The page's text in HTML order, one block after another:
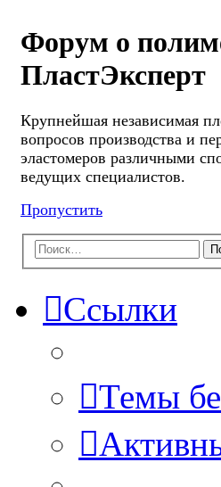
Форум о
ПластЭксперт
Крупнейшая независимая
вопросов производства и
эластомеров различными
ведущих специалистов.
Пропустить
Ссылки
Темы